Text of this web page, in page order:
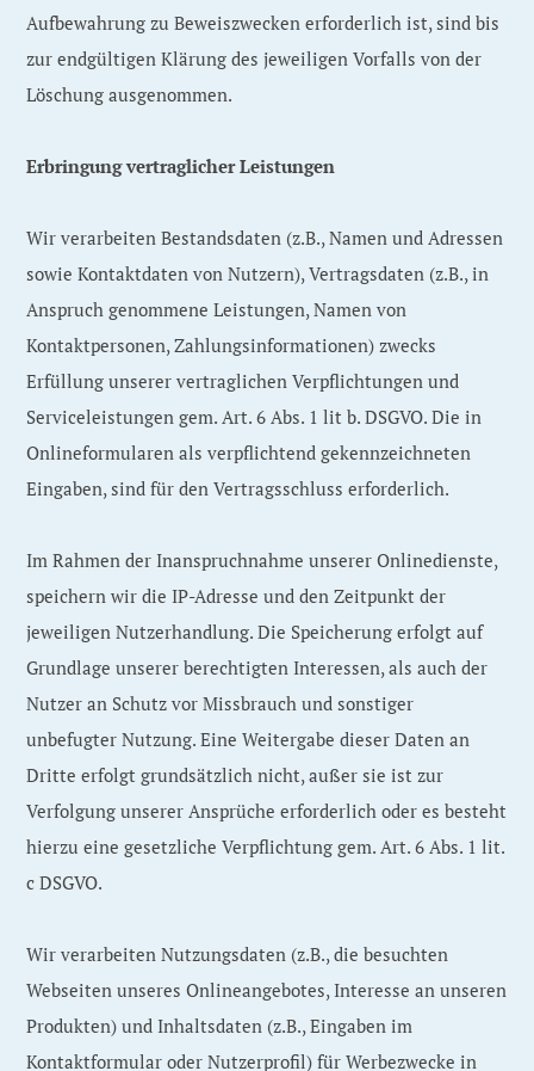
Aufbewahrung zu Beweiszwecken erforderlich ist, sind bis
zur endgültigen Klärung des jeweiligen Vorfalls von der
Löschung ausgenommen.
Erbringung vertraglicher Leistungen
Wir verarbeiten Bestandsdaten (z.B., Namen und Adressen
sowie Kontaktdaten von Nutzern), Vertragsdaten (z.B., in
Anspruch genommene Leistungen, Namen von
Kontaktpersonen, Zahlungsinformationen) zwecks
Erfüllung unserer vertraglichen Verpflichtungen und
Serviceleistungen gem. Art. 6 Abs. 1 lit b. DSGVO. Die in
Onlineformularen als verpflichtend gekennzeichneten
Eingaben, sind für den Vertragsschluss erforderlich.
Im Rahmen der Inanspruchnahme unserer Onlinedienste,
speichern wir die IP-Adresse und den Zeitpunkt der
jeweiligen Nutzerhandlung. Die Speicherung erfolgt auf
Grundlage unserer berechtigten Interessen, als auch der
Nutzer an Schutz vor Missbrauch und sonstiger
unbefugter Nutzung. Eine Weitergabe dieser Daten an
Dritte erfolgt grundsätzlich nicht, außer sie ist zur
Verfolgung unserer Ansprüche erforderlich oder es besteht
hierzu eine gesetzliche Verpflichtung gem. Art. 6 Abs. 1 lit.
c DSGVO.
Wir verarbeiten Nutzungsdaten (z.B., die besuchten
Webseiten unseres Onlineangebotes, Interesse an unseren
Produkten) und Inhaltsdaten (z.B., Eingaben im
Kontaktformular oder Nutzerprofil) für Werbezwecke in